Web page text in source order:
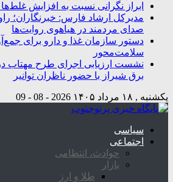
ابراز نگرانی نسبت به افزایش
مدیرکل ارشاد فارس: خبرنگاران؛
صدای مردمند در هیاهوی روایت‌ها
سلامت‌محور
نشست ارزیابی اجرای طرح مهتاب
برق شیراز با حضور ناظران توانیر
یکشنبه , ۱۸ مرداد ۱۴۰۵ 2026 - 08 - 09
سیاسی
اجتماعی
حوادث، انتظامی
بازار
طلا و ارز